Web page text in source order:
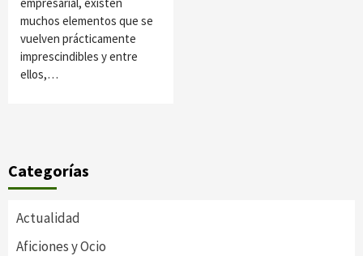
muchos elementos que se
vuelven prácticamente
imprescindibles y entre
ellos,…
Categorías
Actualidad
Aficiones y Ocio